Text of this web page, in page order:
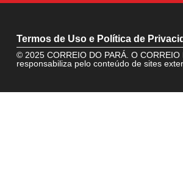
Termos de Uso e Política de
© 2025 CORREIO DO PARÁ. O CORREIO
responsabiliza pelo conteúdo de sites